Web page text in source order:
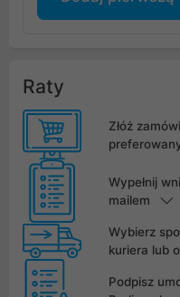
Raty
Złóż
Wypełnij
mailem
Wybierz
kuriera lub
Podpisz